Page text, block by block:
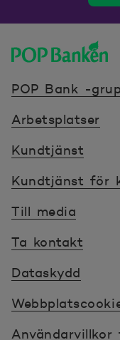
POP Bank -
Arbetsplatser
Kundtjänst
Kundtjänst för
Till media
Ta kontakt
Dataskydd
Användarvillkor